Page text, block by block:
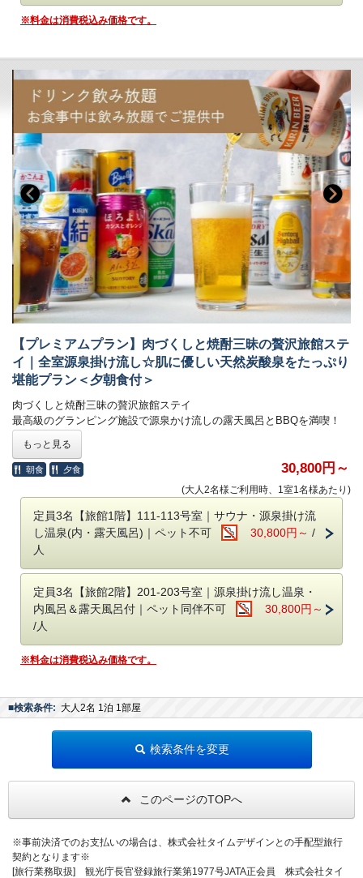
■豊富なドリンク＆おつまみをご用意
（お持ち帰りはいただけません）
読み取ってカンタンに注文が可能です。
●食材の持ち込みは自由
持ち込み料は不要。お好きな食材をお持ちください。
※焚き火を利用しての調理はご遠慮ください
■送迎について
鹿児島空港及び国分駅まで無料送迎（要予約）
予約時の備考欄に希望の送迎時間をご記入ください。
チェックイン前：15時、16時、17時、18時、19時
チェックアウト後：8時、9時、10時、11時
※チェックイン・アウト時間に準じます
※当日予約の送迎は、お受けできない場合がございます。
■お子様の料金について
小学生は大人1名の30％分の
宿泊料(食事代込）を頂戴いたします。
幼児は無料。
（ペット部屋は露天風呂がペット用）
・ダイニングで好きな時間に夕朝食
・トイレ完備（新設しました！）
■愛犬と泊まれるお部屋も
愛犬同伴可の101号室は、リニューアル後も愛犬とご宿泊いただけま
す。
専用ダイニングになったので食事の時間も愛犬と一緒の時間が過ごせま
す。
冷暖房付きの快適空間で過ごしながらも
グランピングのアウトドア感をお楽しみください。
■チェックイン時間について
チェックイン：17時～20時 / チェックアウト：10時
※フロントは22時で閉まりますので時間内にチェックインをお願いしま
アーリーチェックイン：17時 → 16時 1室3,300円
レイトチェックアウト：10時 → 11時 1室3,300円（1日3組限定）
備考欄にご希望の旨を記載ください。
■焚き火について
1回3,300円（税込）
※焚き火（有料）はお部屋の専用スペースで利用可能です
■温泉・サウナについて
貸切で24時間いつでもご入浴いただけます。
お部屋内にありますので時間や人目を気にせずご利用いただけます
■豊富なドリンク＆おつまみをご用意
お部屋の冷蔵庫には無料ドリンクがぎっしり。
宿泊中はご自由にお飲みいただけます。
（お持ち帰りはいただけません）
有料おつまみやドリンクもQRコードを
​読み取ってカンタンに注文が可能です。
■送迎について
鹿児島空港及び国分駅まで無料送迎（要予約）
予約時の備考欄に希望の送迎時間をご記入ください。
チェックイン前：16時、17時、18時、19時
※当日予約の送迎は、お受けできない場合がございます。
​お子様含め定員は2名となります。
​小学生は大人料金の30%
幼児は無料です。
ベビーベッドの設置はできません。
※料金は消費税込み価格です。
【プレミアムプラン】肉づくしと焼酎三昧の贅沢旅館ステ
イ｜全室源泉掛け流し☆肌に優しい天然炭酸泉をたっぷり
堪能プラン＜夕朝食付＞
肉づくしと焼酎三昧の贅沢旅館ステイ
最高級のグランピング施設で源泉かけ流しの露天風呂とBBQを満喫！
⭐️プレミアムプラン限定特典
・梶屋牛サーロイン220g
・15時のアーリーチェックイン
・肉のアップグレード
＊＊こしかの温泉について＊＊
源泉かけ流し温泉、天然炭酸泉の肌に優しい銘泉として
日本中の方々が湯治に訪れる宿として繁栄してきた「こしかの温泉」
炭酸泉が自噴している日本でも有数の良質の温泉が自慢です。
肌にうれしい成分を多く含み、肌なじみがいいお湯といわれています。
＜チェックイン：15時～20時/ チェックアウト：11時＞
■お部屋
（全室源泉掛け流し温泉・24時間入浴可能 ）
定員：大人3名様（お子様添い寝可）
広さ：38.6㎡（お風呂、トイレ、収納含む）
露天風呂・内風呂・サウナ・水風呂付き
貸切だからこそ極上の「ととのう」体験をお楽しみください。
もっと見る
朝食 夕食 30,800円～
(大人2名様ご利用時、1室1名様あたり)
定員3名【旅館1階】111-113号室｜サウナ・源泉掛け流
し温泉(内・露天風呂)｜ペット不可
30,800円～ /
人
定員3名【旅館2階】201-203号室｜源泉掛け流し温泉・
内風呂＆露天風呂付｜ペット同伴不可
30,800円～
/人
※料金は消費税込み価格です。
■検索条件: 大人2名 1泊 1部屋
検索条件を変更
このページのTOPへ
※事前決済でのお支払いの場合は、株式会社タイムデザインとの手配型旅行
契約となります※
[旅行業務取扱] 観光庁長官登録旅行業第1977号JATA正会員 株式会社タイ